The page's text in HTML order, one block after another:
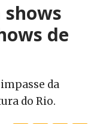
de
da
do Rio.